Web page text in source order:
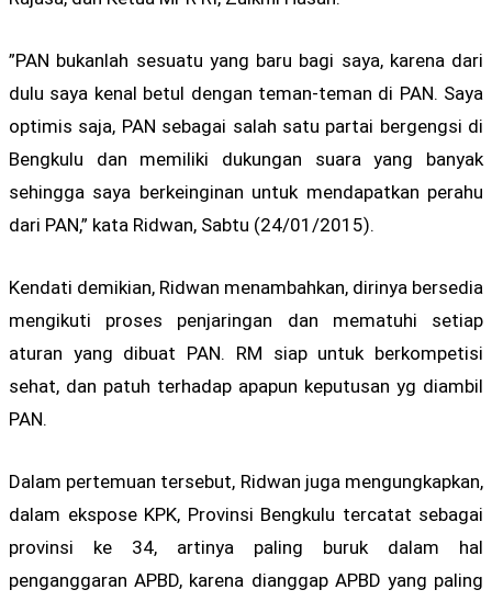
”PAN bukanlah sesuatu yang baru bagi saya, karena dari
dulu saya kenal betul dengan teman-teman di PAN. Saya
optimis saja, PAN sebagai salah satu partai bergengsi di
Bengkulu dan memiliki dukungan suara yang banyak
sehingga saya berkeinginan untuk mendapatkan perahu
dari PAN,” kata Ridwan, Sabtu (24/01/2015).
Kendati demikian, Ridwan menambahkan, dirinya bersedia
mengikuti proses penjaringan dan mematuhi setiap
aturan yang dibuat PAN. RM siap untuk berkompetisi
sehat, dan patuh terhadap apapun keputusan yg diambil
PAN.
Dalam pertemuan tersebut, Ridwan juga mengungkapkan,
dalam ekspose KPK, Provinsi Bengkulu tercatat sebagai
provinsi ke 34, artinya paling buruk dalam hal
penganggaran APBD, karena dianggap APBD yang paling